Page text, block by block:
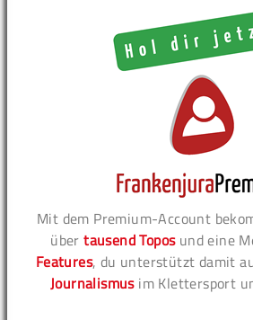
Mit dem Premium-Account
übertausend Toposund eine
Features, du unterstützt damit
Journalismusim Klettersport